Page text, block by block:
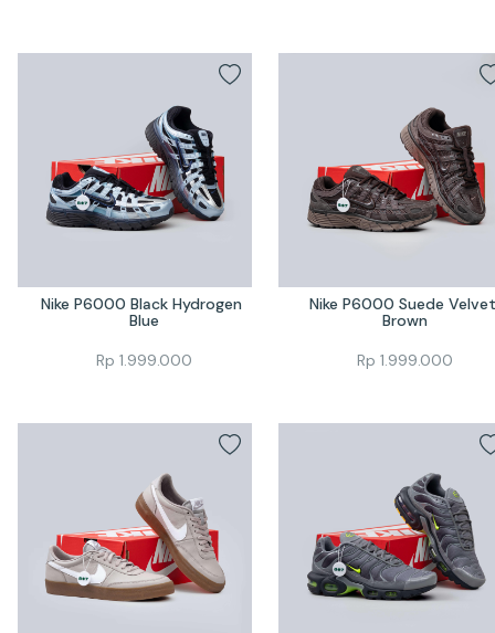
Nike P6000 Black Hydrogen
Blue
Rp 1.999.000
Nike P6000 Suede Velvet
Brown
Rp 1.999.000